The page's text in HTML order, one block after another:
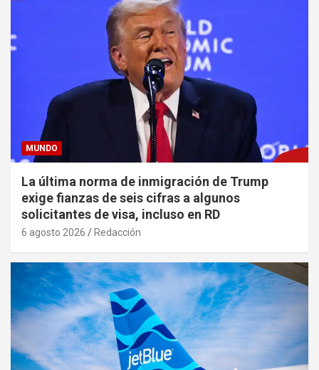
MUNDO
La última norma de inmigración de Trump
exige fianzas de seis cifras a algunos
solicitantes de visa, incluso en RD
6 agosto 2026 Redacción